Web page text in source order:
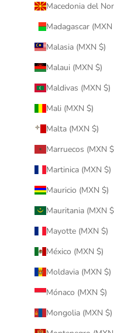
Malasia (MXN $)
Malaui (MXN $)
Maldivas (MXN $)
Mali (MXN $)
Malta (MXN $)
Martinica (MXN $)
Mauricio (MXN $)
Mayotte (MXN $)
México (MXN $)
Moldavia (MXN $)
Mónaco (MXN $)
Mongolia (MXN $)